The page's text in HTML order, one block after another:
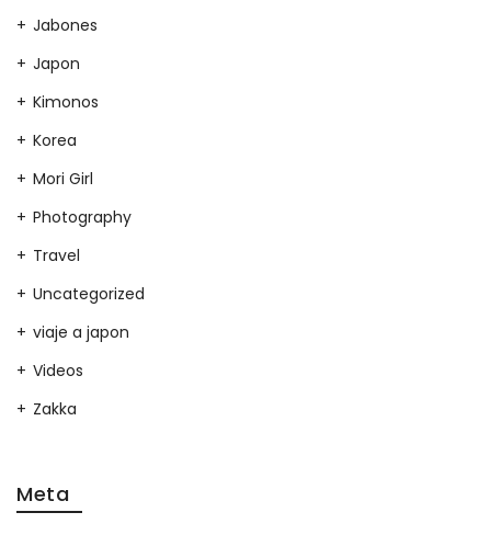
Jabones
Japon
Kimonos
Korea
Mori Girl
Photography
Travel
Uncategorized
viaje a japon
Videos
Zakka
Meta